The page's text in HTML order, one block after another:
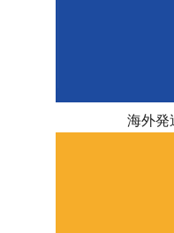
海外発